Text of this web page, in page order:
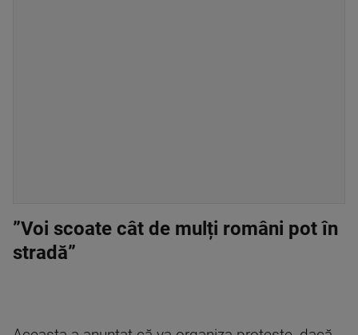
”Voi scoate cât de mulți români pot în
stradă”